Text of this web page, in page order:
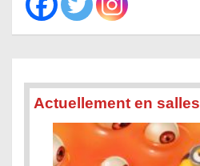
Actuellement en salles